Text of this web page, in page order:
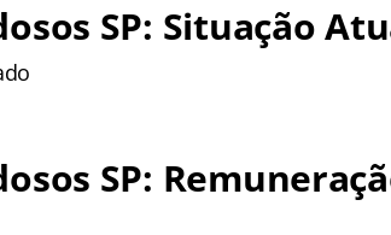
SP: Situação
SP: